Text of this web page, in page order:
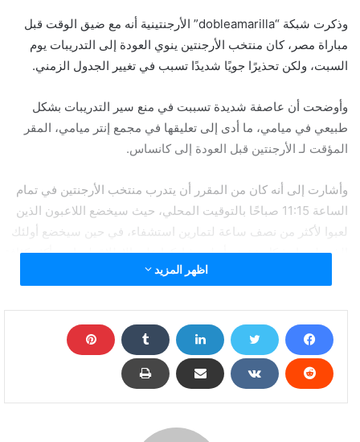
وذكرت شبكة “dobleamarilla” الأرجنتينية أنه مع ضيق الوقت قبل
مباراة مصر، كان منتخب الأرجنتين ينوي العودة إلى التدريبات يوم
السبت، ولكن تحذيرًا جويًا شديدًا تسبب في تغيير الجدول الزمني.
وأوضحت أن عاصفة شديدة تسببت في منع سير التدريبات بشكل
طبيعي في ميامي، ما أدى إلى تعليقها في مجمع إنتر ميامي، المقر
المؤقت لـ الأرجنتين قبل العودة إلى كانساس.
وأشارت إلى أنه كان من المقرر أن يتدرب منتخب الأرجنتين في تمام
الساعة 11:15 صباحًا بالتوقيت المحلي، حيث سيخضع اللاعبون الذين
لعبوا لأكثر من نصف ساعة لتمارين استشفاء، في حين سيخضع أولئك
الذين لعبوا بشكل خفيف أو لم يشاركوا على الإطلاق لتمارين أكثر كثافة
كما كان الجهاز الفني ينوي التركيز على اللاعبين الثلاثة الذين عانوا من
مشاكل بدنية في نهاية مباراة الرأس الأخضر، وهم فاكوندو ميدينا، إنزو
فرنانديز ونيكولاس جونزاليس.
اظهر المزيد